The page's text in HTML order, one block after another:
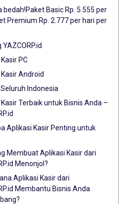
bedah!Paket Basic Rp. 5.555 per
Premium Rp. 2.777 per hari per
PC
Android
Seluruh Indonesia
Terbaik untuk Bisnis Anda –
Aplikasi Kasir Penting untuk
Membuat Aplikasi Kasir dari
Menonjol?
Aplikasi Kasir dari
Membantu Bisnis Anda